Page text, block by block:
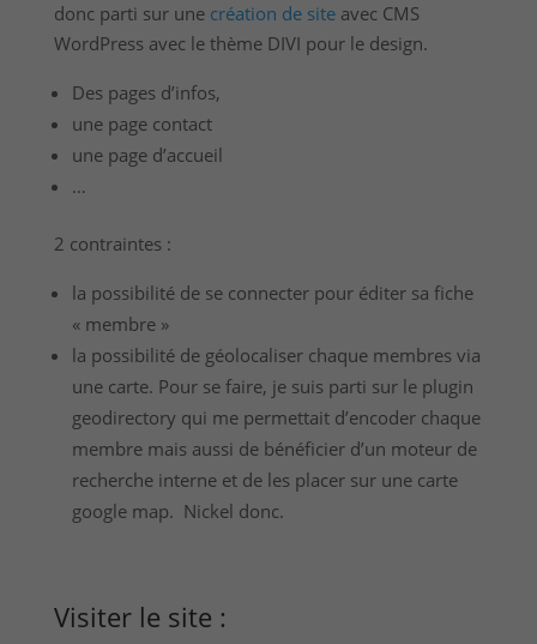
donc parti sur une création de siteavec CMS
WordPress avec le thème DIVI pour le design.
Des pages d’infos,
une page contact
une page d’accueil
…
2 contraintes :
la possibilité de se connecter pour éditer sa fiche
« membre »
la possibilité de géolocaliser chaque membres via
une carte. Pour se faire, je suis parti sur le plugin
geodirectory qui me permettait d’encoder chaque
membre mais aussi de bénéficier d’un moteur de
recherche interne et de les placer sur une carte
google map. Nickel donc.
Visiter le site :